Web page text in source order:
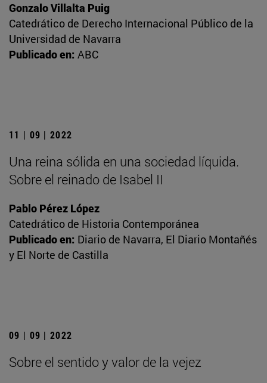
Gonzalo Villalta Puig
Catedrático de Derecho Internacional Público de la
Universidad de Navarra
Publicado en: ABC
11 | 09 | 2022
Una reina sólida en una sociedad líquida.
Sobre el reinado de Isabel II
Pablo Pérez López
Catedrático de Historia Contemporánea
Publicado en: Diario de Navarra, El Diario Montañés
y El Norte de Castilla
09 | 09 | 2022
Sobre el sentido y valor de la vejez